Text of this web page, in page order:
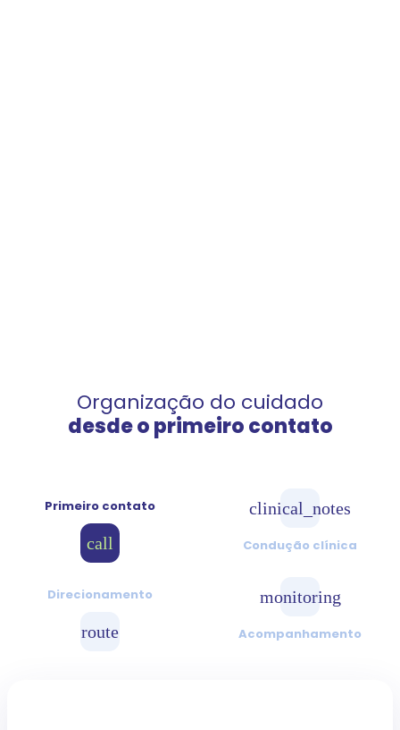
Organização do cuidado
desde o primeiro contato
Primeiro contato
call
clinical_notes
Condução clínica
Direcionamento
route
monitoring
Acompanhamento